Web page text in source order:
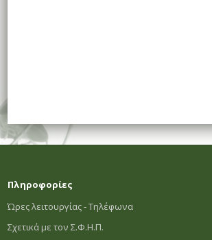
Πληροφορίες
Ώρες λειτουργίας - Τηλέφωνα
Σχετικά με τον Σ.Φ.Η.Π.